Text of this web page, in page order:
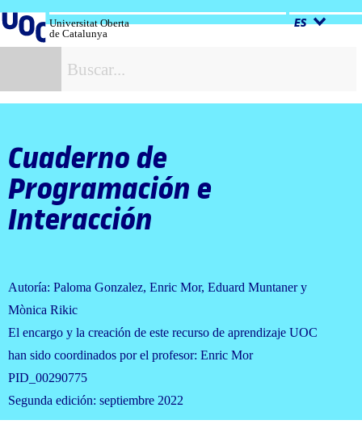
al
contenido
Universitat Oberta
de Catalunya
ES
Cuaderno de
Programación e
Interacción
Autoría: Paloma Gonzalez, Enric Mor, Eduard Muntaner y
Mònica Rikic
El encargo y la creación de este recurso de aprendizaje UOC
han sido coordinados por el profesor: Enric Mor
PID_00290775
Segunda edición: septiembre 2022